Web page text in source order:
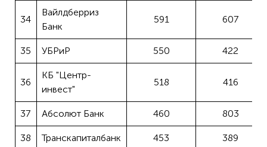
34
Вайлдберриз
Банк
591 607
35 УБРиР 550 422
36
КБ "Центр-
инвест"
518 416
37 Абсолют Банк 460 803
38 Транскапиталбанк 453 389